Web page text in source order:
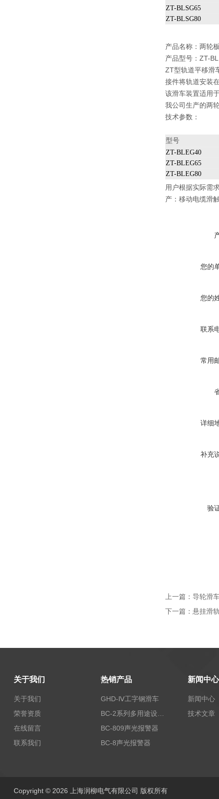
ZT-BLSG65
ZT-BLSG80
产品名称： 两轮
产品型号：ZT-
ZT型轨道平移滑
接件将轨道安装
该滑车装置适用
我公司生产的两
技术参数：
型号
ZT-BLEG40
ZT-BLEG65
ZT-BLEG80
用户根据实际需
产： 移动电缆滑
您的
您的
联系
常用
详细
补充
验
上一篇： 导轮滑
下一篇： 悬挂滑
关于我们
关于我们
荣誉资质
在线留言
联系我们
热销产品
GHD-Ⅳ工字钢滑车
BC-809声光报警器
BC-8声光报警器
新闻中心
新闻中心
技术文章
Copyright © 2026 上海润柳电气有限公司 版权所有